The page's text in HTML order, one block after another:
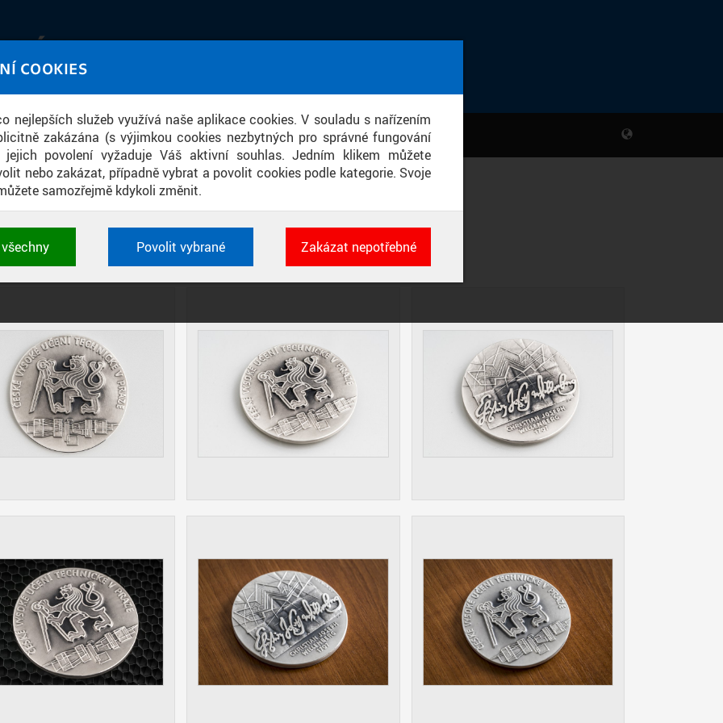
COOKIES
nejlepších služeb využívá naše aplikace cookies. V souladu s nařízením
zakázána (s výjimkou cookies nezbytných pro správné fungování
povolení vyžaduje Váš aktivní souhlas. Jedním klikem můžete
nebo zakázat, případně vybrat a povolit cookies podle kategorie. Svoje
samozřejmě kdykoli změnit.
a identifikátorů relace. Jsou nezbytné pro správné
získávání anonymizovaných statistických údajů, které nám
naše aplikace. Zpravidla jde o cookies systémů třetích
těmto účelům využíváme.
aplikace nedokáže zařadit. Naším cílem je, aby tato kategorie
a všechny cookies byly přiřazeny do některé z kategorií
Povolit vybrané Zakázat nepotřebné
obrazem a zvukem
MEDAILE ČVUT
DIAPOZITIVY DLAŽDICE